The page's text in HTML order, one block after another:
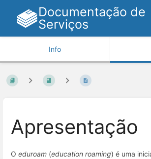
Documentação de
Serviços
Info
Apresentação
O eduroam (education roaming) é uma